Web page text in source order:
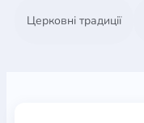
Церковні традиції